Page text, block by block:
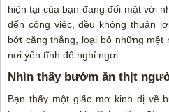
hiện tại của bạn đang đối mặt với
đến công việc, đều không thuận
bớt căng thẳng, loại bỏ những
nơi yên tĩnh để nghỉ ngơi.
Nhìn thấy bướm ăn thịt
Bạn thấy một giấc mơ kinh dị về